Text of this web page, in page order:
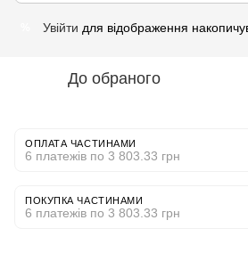
Увійти для відображення
До обраного
ОПЛАТА ЧАСТИНАМИ
6 платежів по 3 803.33 грн
ПОКУПКА ЧАСТИНАМИ
6 платежів по 3 803.33 грн